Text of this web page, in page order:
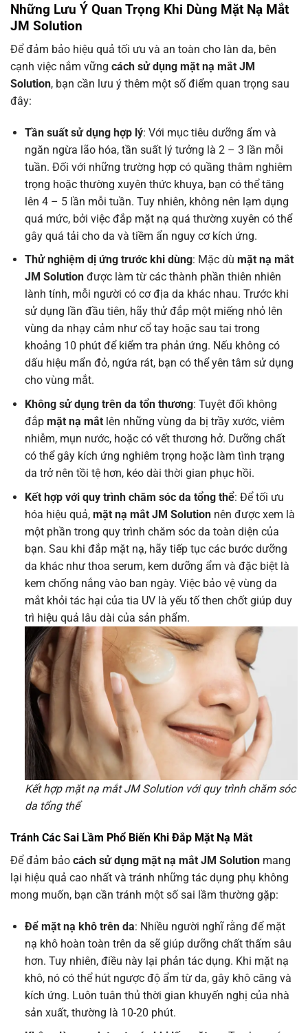
Những Lưu Ý Quan Trọng Khi Dùng Mặt Nạ Mắt
JM Solution
Để đảm bảo hiệu quả tối ưu và an toàn cho làn da, bên
cạnh việc nắm vững cách sử dụng mặt nạ mắt JM
Solution, bạn cần lưu ý thêm một số điểm quan trọng sau
đây:
Tần suất sử dụng hợp lý: Với mục tiêu dưỡng ẩm và
ngăn ngừa lão hóa, tần suất lý tưởng là 2 – 3 lần mỗi
tuần. Đối với những trường hợp có quầng thâm nghiêm
trọng hoặc thường xuyên thức khuya, bạn có thể tăng
lên 4 – 5 lần mỗi tuần. Tuy nhiên, không nên lạm dụng
quá mức, bởi việc đắp mặt nạ quá thường xuyên có thể
gây quá tải cho da và tiềm ẩn nguy cơ kích ứng.
Thử nghiệm dị ứng trước khi dùng: Mặc dù mặt nạ mắt
JM Solutionđược làm từ các thành phần thiên nhiên
lành tính, mỗi người có cơ địa da khác nhau. Trước khi
sử dụng lần đầu tiên, hãy thử đắp một miếng nhỏ lên
vùng da nhạy cảm như cổ tay hoặc sau tai trong
khoảng 10 phút để kiểm tra phản ứng. Nếu không có
dấu hiệu mẩn đỏ, ngứa rát, bạn có thể yên tâm sử dụng
cho vùng mắt.
Không sử dụng trên da tổn thương: Tuyệt đối không
đắp mặt nạ mắtlên những vùng da bị trầy xước, viêm
nhiễm, mụn nước, hoặc có vết thương hở. Dưỡng chất
có thể gây kích ứng nghiêm trọng hoặc làm tình trạng
da trở nên tồi tệ hơn, kéo dài thời gian phục hồi.
Kết hợp với quy trình chăm sóc da tổng thể: Để tối ưu
hóa hiệu quả, mặt nạ mắt JM Solutionnên được xem là
một phần trong quy trình chăm sóc da toàn diện của
bạn. Sau khi đắp mặt nạ, hãy tiếp tục các bước dưỡng
da khác như thoa serum, kem dưỡng ẩm và đặc biệt là
kem chống nắng vào ban ngày. Việc bảo vệ vùng da
mắt khỏi tác hại của tia UV là yếu tố then chốt giúp duy
trì hiệu quả lâu dài của sản phẩm.
Kết hợp mặt nạ mắt JM Solution với quy trình chăm sóc
da tổng thể
Tránh Các Sai Lầm Phổ Biến Khi Đắp Mặt Nạ Mắt
Để đảm bảo cách sử dụng mặt nạ mắt JM Solution mang
lại hiệu quả cao nhất và tránh những tác dụng phụ không
mong muốn, bạn cần tránh một số sai lầm thường gặp:
Để mặt nạ khô trên da: Nhiều người nghĩ rằng để mặt
nạ khô hoàn toàn trên da sẽ giúp dưỡng chất thấm sâu
hơn. Tuy nhiên, điều này lại phản tác dụng. Khi mặt nạ
khô, nó có thể hút ngược độ ẩm từ da, gây khô căng và
kích ứng. Luôn tuân thủ thời gian khuyến nghị của nhà
sản xuất, thường là 10-20 phút.